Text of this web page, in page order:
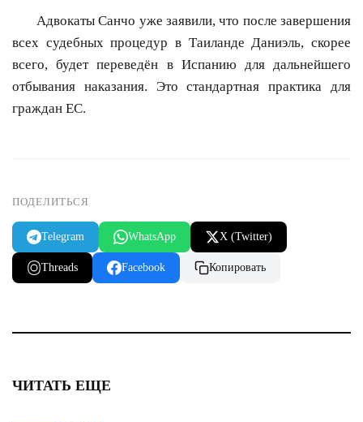
Адвокаты Санчо уже заявили, что после завершения
всех судебных процедур в Таиланде Даниэль, скорее
всего, будет переведён в Испанию для дальнейшего
отбывания наказания. Это стандартная практика для
граждан ЕС.
ПОДЕЛИТЬСЯ
Telegram WhatsApp X (Twitter)
Threads Facebook Копировать
ЧИТАТЬ ЕЩЕ